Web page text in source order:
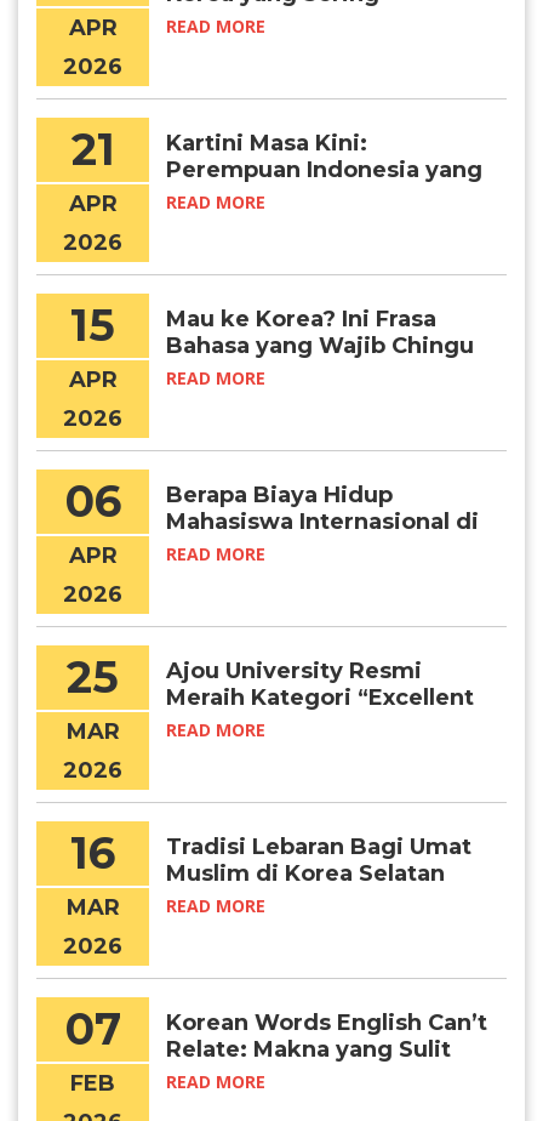
APR
2026
Dilakukan Turis
READ MORE
21
APR
2026
Kartini Masa Kini:
Perempuan Indonesia yang
Menembus Batas Lewat
READ MORE
15
APR
2026
Mau ke Korea? Ini Frasa
Bahasa yang Wajib Chingu
Ketahui!
READ MORE
06
APR
2026
Berapa Biaya Hidup
Mahasiswa Internasional di
Seoul per Bulan?
READ MORE
25
MAR
2026
Ajou University Resmi
Meraih Kategori “Excellent
Certified University” (IEQAS)
READ MORE
16
MAR
2026
Tradisi Lebaran Bagi Umat
Muslim di Korea Selatan
READ MORE
07
FEB
Korean Words English Can’t
Relate: Makna yang Sulit
Diterjemahkan
READ MORE